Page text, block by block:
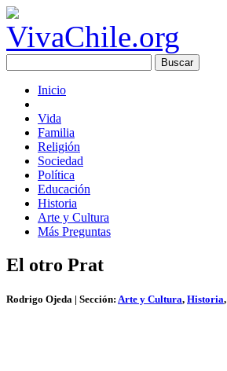
Inicio
Vida
Familia
Religión
Sociedad
Política
Educación
Historia
Arte y Cultura
Más Preguntas
El otro Prat
Rodrigo Ojeda | Sección: Arte y Cultura, Historia,